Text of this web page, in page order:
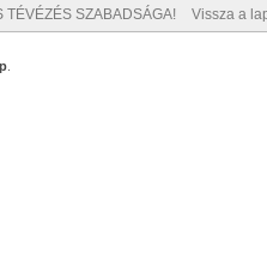
TÉVÉZÉS SZABADSÁGA! Vissza a